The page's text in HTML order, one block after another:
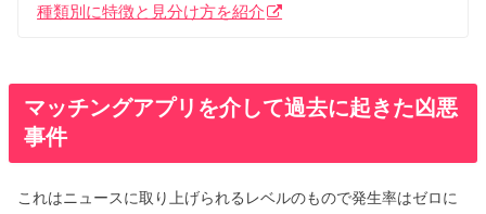
種類別に特徴と見分け方を紹介
マッチングアプリを介して過去に起きた凶悪
事件
これはニュースに取り上げられるレベルのもので発生率はゼロに